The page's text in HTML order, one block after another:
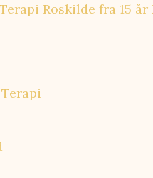
Roskilde fra 15